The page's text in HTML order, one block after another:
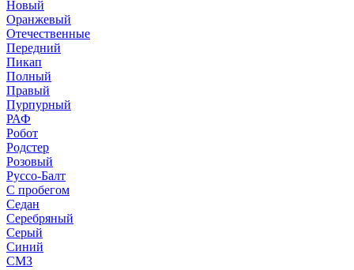
Новый
Оранжевый
Отечественные
Передний
Пикап
Полный
Правый
Пурпурный
РАФ
Робот
Родстер
Розовый
Руссо-Балт
С пробегом
Седан
Серебряный
Серый
Синий
СМЗ